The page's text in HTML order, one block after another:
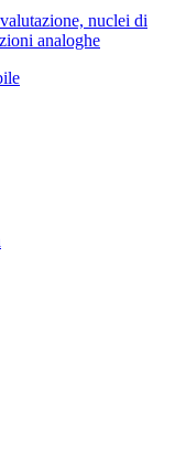
nuclei di
analoghe